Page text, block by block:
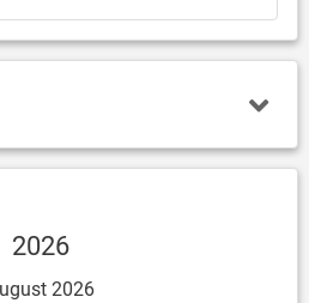
2026
2026